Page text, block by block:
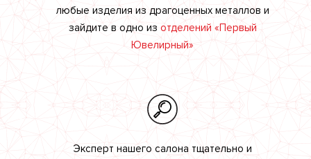
любые изделия из драгоценных металлов и
зайдите в одно из отделений «Первый
Ювелирный»
Эксперт нашего салона тщательно и